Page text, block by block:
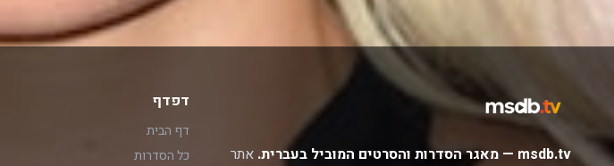
msdb.tv — מאגר הסדרות והסרטים המוביל בעברית.
אתר
דפדף
דף הבית
כל הסדרות